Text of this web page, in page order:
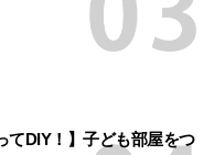
てDIY！】子ども部屋をつ